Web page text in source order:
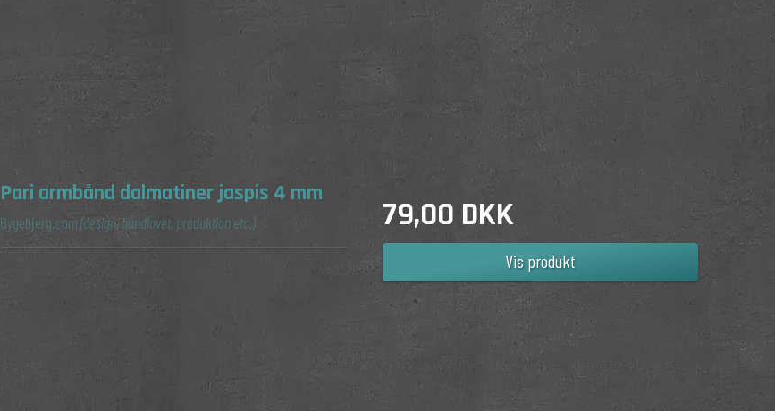
Pari armbånd dalmatiner jaspis 4 mm
Bygebjerg.com(design, håndlavet, produktion etc.) 79,00 DKK
Vis produkt